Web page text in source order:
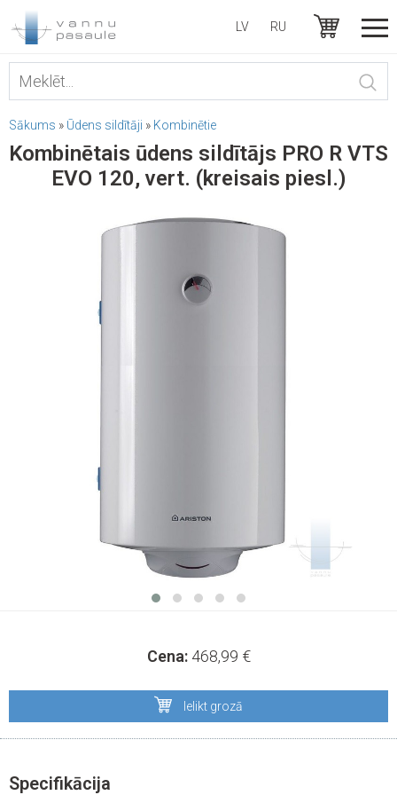
LV RU
Sākums » Ūdens sildītāji » Kombinētie
Kombinētais ūdens sildītājs PRO R VTS
EVO 120, vert. (kreisais piesl.)
Cena: 468,99 €
Ielikt grozā
Specifikācija